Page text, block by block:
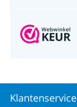
Klantenservice